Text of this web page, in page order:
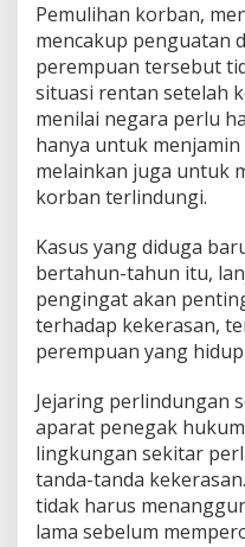
Pemulihan korban,
mencakup penguatan
perempuan tersebut
situasi rentan setelah
menilai negara perlu
hanya untuk
melainkan juga untuk
korban terlindungi.
Kasus yang diduga
bertahun-tahun itu,
pengingat akan
terhadap kekerasan,
perempuan yang
Jejaring perlindungan
aparat penegak
lingkungan sekitar
tanda-tanda
tidak harus
lama sebelum